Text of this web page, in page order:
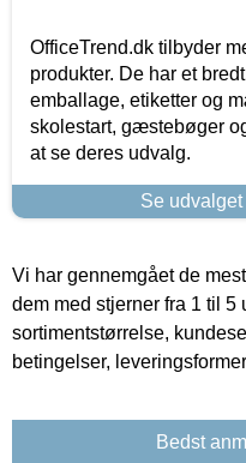
OfficeTrend.dk tilbyder
produkter. De har et
emballage, etiketter og
skolestart, gæstebøger
at se deres udvalg.
Se
Vi har gennemgået de
dem med stjerner fra 1 til 5
sortimentstørrelse,
betingelser,
Bedst